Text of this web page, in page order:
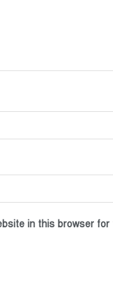
in this browser